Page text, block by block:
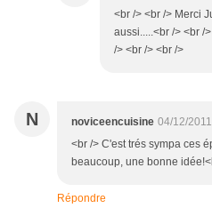
<br /> <br /> Merci
aussi.....<br /> <br /
/> <br /> <br />
N noviceencuisine 04/12/
<br /> C'est trés sympa ces
beaucoup, une bonne
Répondre